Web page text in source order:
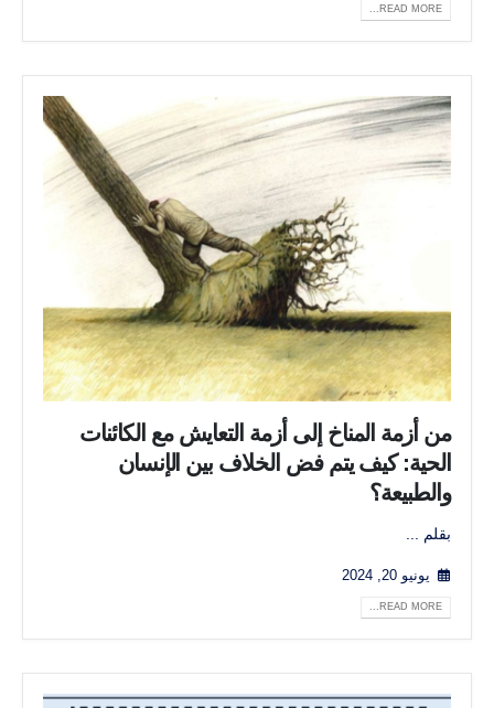
READ MORE...
من أزمة المناخ إلى أزمة التعايش مع الكائنات
الحية: كيف يتم فض الخلاف بين الإنسان
والطبيعة؟
بقلم ...
يونيو 20, 2024
READ MORE...